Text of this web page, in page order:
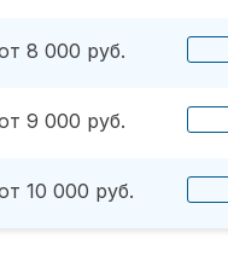
8 000 руб.
9 000 руб.
10 000 руб.